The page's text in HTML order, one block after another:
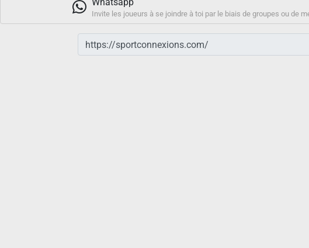
Whatsapp
Invite les joueurs à se joindre à toi par le biais de groupes ou de